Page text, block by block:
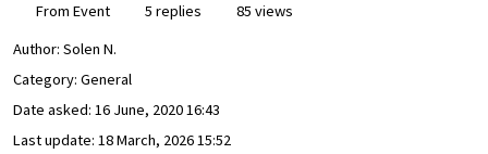
From Event 5 replies
85 views
Author: Solen N.
Category: General
Date asked: 16 June, 2020 16:43
Last update: 18 March, 2026 15:52